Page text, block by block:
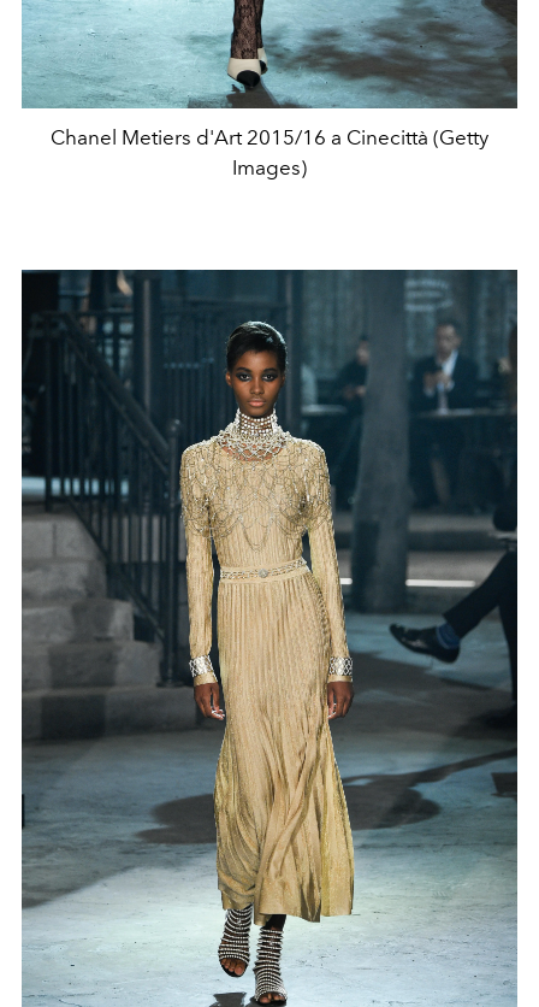
Chanel Metiers d'Art 2015/16 a Cinecittà (Getty
Images)